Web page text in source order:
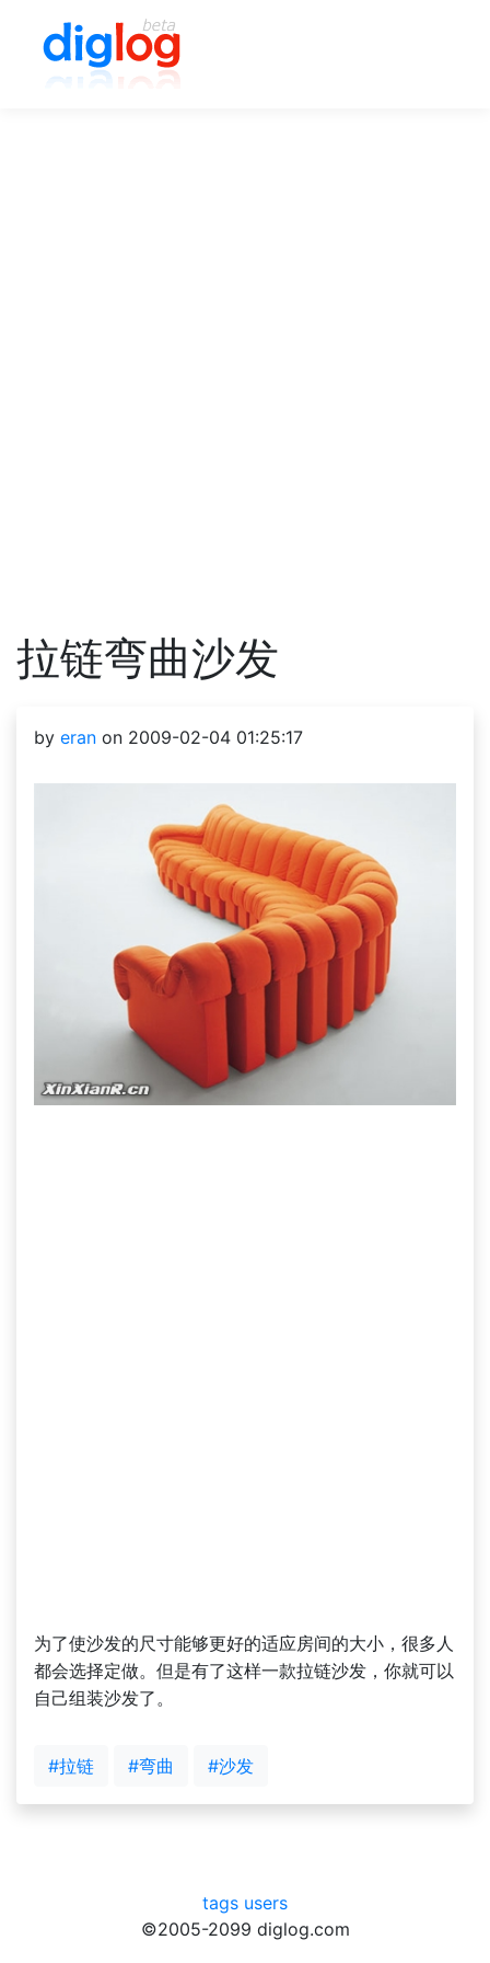
拉链弯曲沙发
by eran on 2009-02-04 01:25:17
为了使沙发的尺寸能够更好的适应房间的大小，很多人
都会选择定做。但是有了这样一款拉链沙发，你就可以
自己组装沙发了。
#拉链 #弯曲 #沙发
tags users
©2005-2099 diglog.com